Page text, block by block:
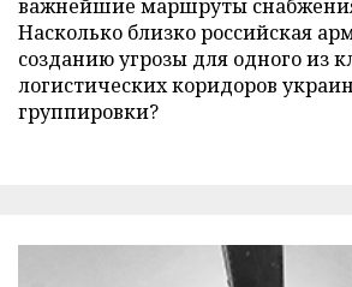
важнейшие маршруты
Насколько близко российская
созданию угрозы для одного из
логистических коридоров
группировки?